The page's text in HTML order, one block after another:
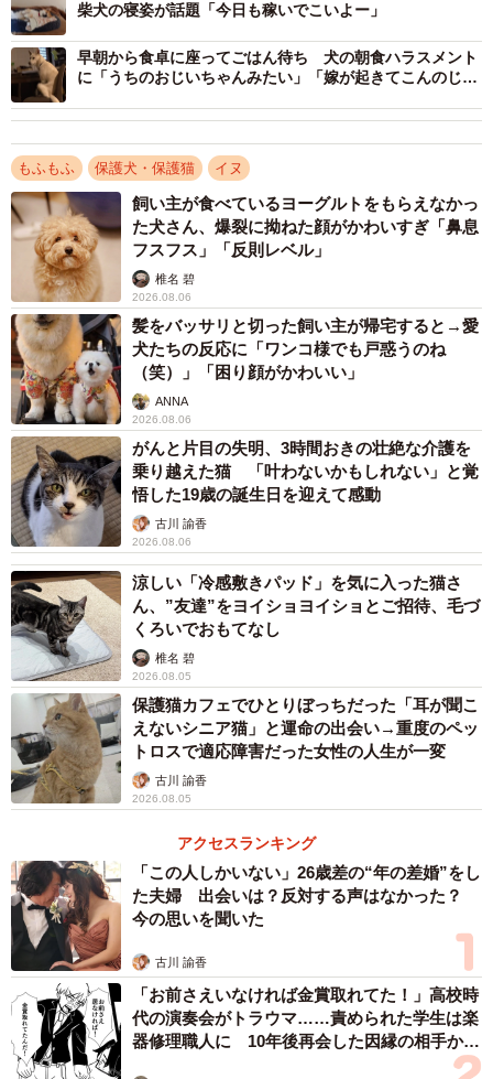
毎日たくさん遊び、お散歩をして、お顔が可愛くなっただけでなく身体
も引き締まりました☆（提供：真弓 瞬さん）
あのときすずめが意思表示をしてくれたおかげで
す
ーー保健所にいたときと今のすずめちゃんのお写真を拝見
し、愛情や環境が犬にどれほど大きな影響を与えるのか改
めてよくわかりました。お家に迎えられた直後と今のすず
めちゃん。どんなところがいちばん変化しましたか？
「我が家で預かるまでの数日間、すずめは犬猫シェルター
にいたのですが、周りに他の犬がいるという環境がストレ
スだったようで、他の犬と喧嘩になりそうになるほど吠え
ていたんです。我が家に来たばかりのときも、散歩で出会
うわんちゃんが苦手で、吠える上に口が出そうになること
もありました…。そこから段々と穏やかになり、半年後に
は初めましてのわんちゃんとも上手に挨拶が出来るように
なりました。
最近では、我が家に預かりの猫や犬が来ても、友人が愛犬
連れで来ても、受け入れられるようになりました。これに
りませんが、同じ空間、しかも自分の家に他の動物がいる
ことを許している、ということは大きな変化なんです」
柴犬の寝姿が話題「今日も稼いでこいよー」
早朝から食卓に座ってごはん待ち 犬の朝食ハラスメント
に「うちのおじいちゃんみたい」「嫁が起きてこんのじ
もふもふ 保護犬・保護猫 イヌ
飼い主が食べているヨーグルトをもらえなかっ
た犬さん、爆裂に拗ねた顔がかわいすぎ「鼻息
フスフス」「反則レベル」
椎名 碧
2026.08.06
髪をバッサリと切った飼い主が帰宅すると→愛
犬たちの反応に「ワンコ様でも戸惑うのね
（笑）」「困り顔がかわいい」
ANNA
2026.08.06
がんと片目の失明、3時間おきの壮絶な介護を
乗り越えた猫 「叶わないかもしれない」と覚
悟した19歳の誕生日を迎えて感動
古川 諭香
2026.08.06
涼しい「冷感敷きパッド」を気に入った猫さ
ん、”友達”をヨイショヨイショとご招待、毛づ
くろいでおもてなし
椎名 碧
2026.08.05
保護猫カフェでひとりぼっちだった「耳が聞こ
えないシニア猫」と運命の出会い→重度のペッ
トロスで適応障害だった女性の人生が一変
古川 諭香
2026.08.05
アクセスランキング
「この人しかいない」26歳差の“年の差婚”をし
た夫婦 出会いは？反対する声はなかった？
今の思いを聞いた
古川 諭香
「お前さえいなければ金賞取れてた！」高校時
代の演奏会がトラウマ……責められた学生は楽
器修理職人に 10年後再会した因縁の相手から